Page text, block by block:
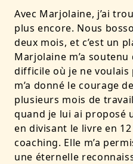
Avec Marjolaine, j’ai
plus encore. Nous
deux mois, et c’est un
Marjolaine m’a
difficile où je ne
m’a donné le courage
plusieurs mois de
quand je lui ai proposé
en divisant le livre en
coaching. Elle m’a
une éternelle